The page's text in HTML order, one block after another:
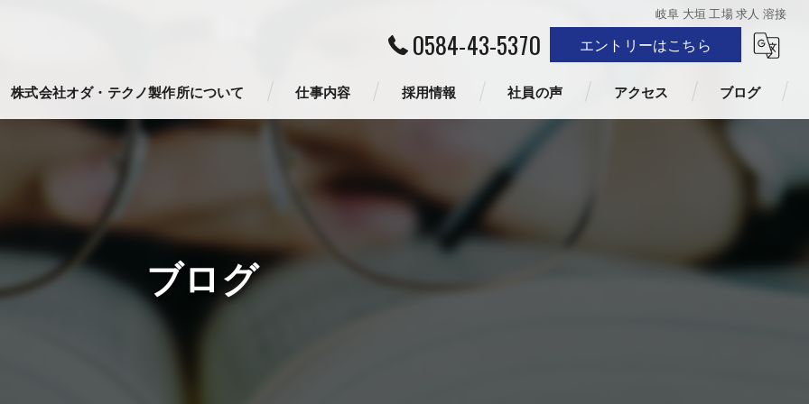
岐阜 大垣 工場 求人 溶接
0584-43-5370 エントリーはこちら
株式会社オダ・テクノ製作所について 仕事内容 採用情報 社員の声 アクセス ブログ
ブログ